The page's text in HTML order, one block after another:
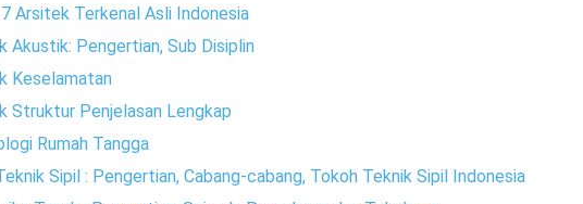
7 Arsitek Terkenal Asli Indonesia
Akustik: Pengertian, Sub Disiplin
Keselamatan
Struktur Penjelasan Lengkap
Rumah Tangga
Sipil : Pengertian, Cabang-cabang, Tokoh Teknik Sipil Indonesia